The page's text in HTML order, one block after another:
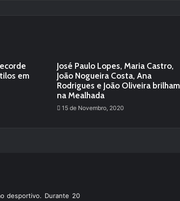
em
José Paulo Lopes, Maria Castro,
João Nogueira Costa, Ana
Rodrigues e João Oliveira brilham
na Mealhada
15 de Novembro, 2020
desportivo. Durante 20